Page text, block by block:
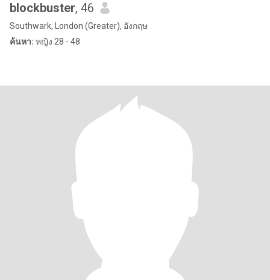
blockbuster, 46
Southwark, London (Greater), อังกฤษ
ค้นหา: หญิง 28 - 48